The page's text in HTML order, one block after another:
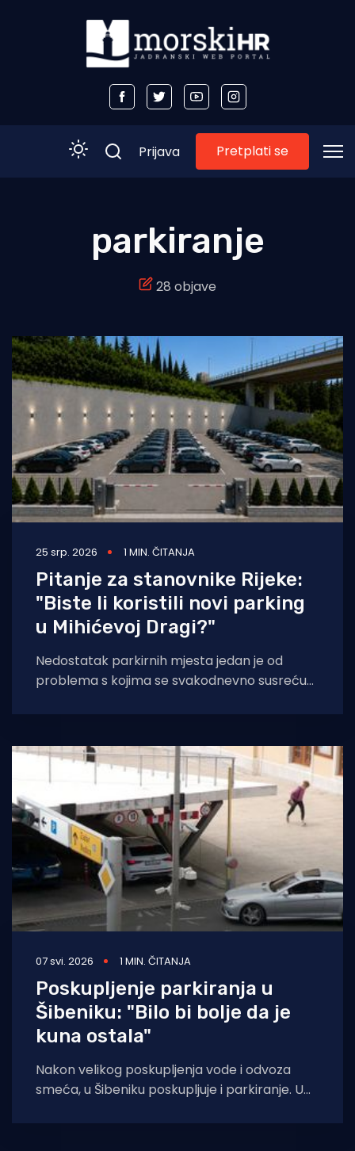
Morski plus
Otoci
Turizam i nautika
Pomorstvo
Ribolov
Ekologija
Tradicija i kultura
Prijava Pretplati se
parkiranje
28 objave
25 srp. 2026 1 MIN. ČITANJA
Pitanje za stanovnike Rijeke:
"Biste li koristili novi parking
u Mihićevoj Dragi?"
Nedostatak parkirnih mjesta jedan je od
problema s kojima se svakodnevno susreću
zato pokrenuta je
07 svi. 2026 1 MIN. ČITANJA
Poskupljenje parkiranja u
Šibeniku: "Bilo bi bolje da je
kuna ostala"
Nakon velikog poskupljenja vode i odvoza
smeća, u Šibeniku poskupljuje i parkiranje. U